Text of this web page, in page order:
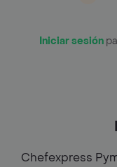
Iniciar sesión
Chefexpress